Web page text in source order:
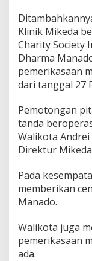
Klinik Mikeda
Charity Society
Dharma
pemerikasaan
dari tanggal 27
Pemotongan
tanda
Walikota
Direktur
Pada
memberikan
Manado.
Walikota juga
pemerikasaan
ada.